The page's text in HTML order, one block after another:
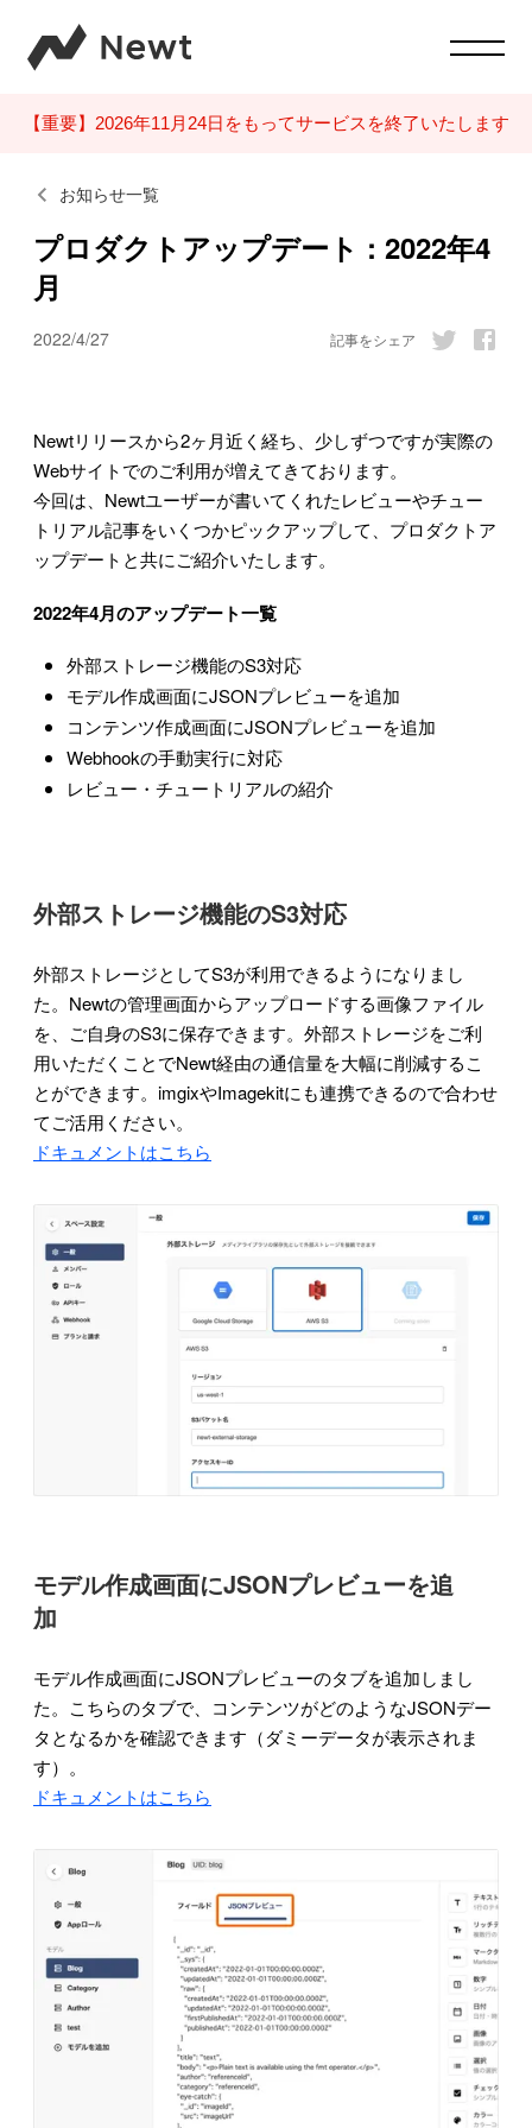
【重要】2026年11月24日をもってサービスを終了いたします
お知らせ一覧
プロダクトアップデート : 2022年4
月
2022/4/27 記事をシェア
Newtリリースから2ヶ月近く経ち、少しずつですが実際の
Webサイトでのご利用が増えてきております。
今回は、Newtユーザーが書いてくれたレビューやチュー
トリアル記事をいくつかピックアップして、プロダクトア
ップデートと共にご紹介いたします。
2022年4月のアップデート一覧
外部ストレージ機能のS3対応
モデル作成画面にJSONプレビューを追加
コンテンツ作成画面にJSONプレビューを追加
Webhookの手動実行に対応
レビュー・チュートリアルの紹介
外部ストレージ機能のS3対応
外部ストレージとしてS3が利用できるようになりまし
た。Newtの管理画面からアップロードする画像ファイル
を、ご自身のS3に保存できます。外部ストレージをご利
用いただくことでNewt経由の通信量を大幅に削減するこ
とができます。imgixやImagekitにも連携できるので合わせ
てご活用ください。
ドキュメントはこちら
モデル作成画面にJSONプレビューを追
加
モデル作成画面にJSONプレビューのタブを追加しまし
た。こちらのタブで、コンテンツがどのようなJSONデー
タとなるかを確認できます（ダミーデータが表示されま
す）。
ドキュメントはこちら